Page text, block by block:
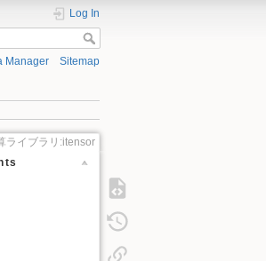
Log In
Manager Sitemap
ライブラリ:itensor